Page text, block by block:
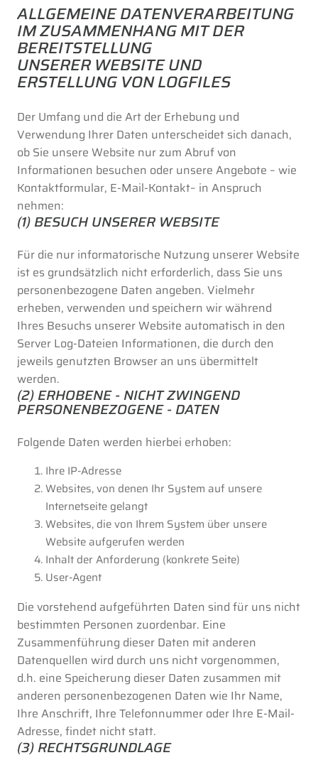
ALLGEMEINE DATENVERARBEITUNG
IM ZUSAMMENHANG MIT DER
BEREITSTELLUNG
UNSERER WEBSITE UND
ERSTELLUNG VON LOGFILES
Der Umfang und die Art der Erhebung und
Verwendung Ihrer Daten unterscheidet sich danach,
ob Sie unsere Website nur zum Abruf von
Informationen besuchen oder unsere Angebote – wie
Kontaktformular, E-Mail-Kontakt– in Anspruch
nehmen:
(1) BESUCH UNSERER WEBSITE
Für die nur informatorische Nutzung unserer Website
ist es grundsätzlich nicht erforderlich, dass Sie uns
personenbezogene Daten angeben. Vielmehr
erheben, verwenden und speichern wir während
Ihres Besuchs unserer Website automatisch in den
Server Log-Dateien Informationen, die durch den
jeweils genutzten Browser an uns übermittelt
werden.
(2) ERHOBENE - NICHT ZWINGEND
PERSONENBEZOGENE - DATEN
Folgende Daten werden hierbei erhoben:
Ihre IP-Adresse
Websites, von denen Ihr System auf unsere
Internetseite gelangt
Websites, die von Ihrem System über unsere
Website aufgerufen werden
Inhalt der Anforderung (konkrete Seite)
User-Agent
Die vorstehend aufgeführten Daten sind für uns nicht
bestimmten Personen zuordenbar. Eine
Zusammenführung dieser Daten mit anderen
Datenquellen wird durch uns nicht vorgenommen,
d.h. eine Speicherung dieser Daten zusammen mit
anderen personenbezogenen Daten wie Ihr Name,
Ihre Anschrift, Ihre Telefonnummer oder Ihre E-Mail-
Adresse, findet nicht statt.
(3) RECHTSGRUNDLAGE